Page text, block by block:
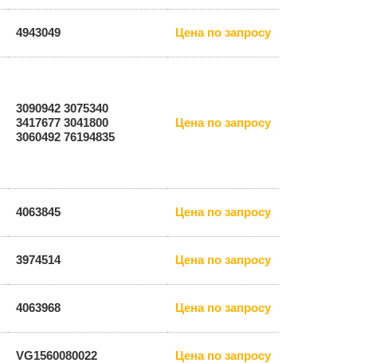
4943049 Цена по запросу
3090942 3075340
3417677 3041800
3060492 76194835
Цена по запросу
4063845 Цена по запросу
3974514 Цена по запросу
4063968 Цена по запросу
VG1560080022 Цена по запросу